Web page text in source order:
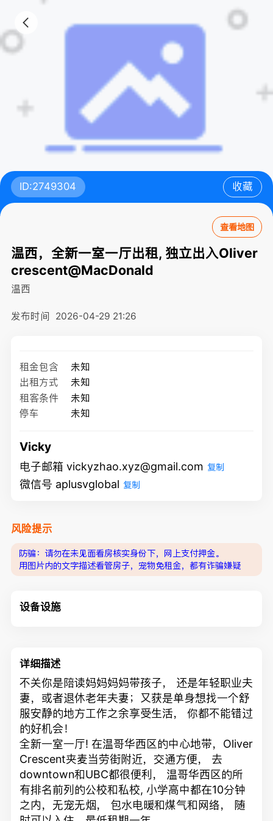
ID:2749304 收藏
查看地图
温西，全新一室一厅出租, 独立出入Oliver
crescent@MacDonald
温西
发布时间 2026-04-29 21:26
租金包含
未知
出租方式
未知
租客条件
未知
停车
未知
Vicky
电子邮箱 vickyzhao.xyz@gmail.com 复制
微信号 aplusvglobal 复制
风险提示
防骗：请勿在未见面看房核实身份下，网上支付押金。
用图片内的文字描述看管房子，宠物免租金，都有诈骗嫌疑
设备设施
详细描述
不关你是陪读妈妈妈妈带孩子， 还是年轻职业夫
妻，或者退休老年夫妻；又获是单身想找一个舒
服安静的地方工作之余享受生活， 你都不能错过
的好机会！
全新一室一厅! 在温哥华西区的中心地带，Oliver
Crescent夹麦当劳街附近，交通方便， 去
downtown和UBC都很便利， 温哥华西区的所
有排名前列的公校和私校, 小学高中都在10分钟
之内，无宠无烟， 包水电暖和煤气和网络， 随